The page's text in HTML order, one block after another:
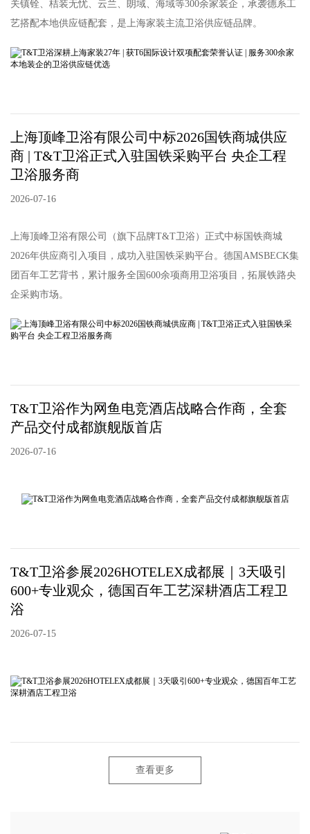
关镇铨、桔装无忧、云兰、朗域、海域等300余家装企，承袭德系工
艺搭配本地供应链配套，是上海家装主流卫浴供应链品牌。
上海顶峰卫浴有限公司中标2026国铁商城供应
商 | T&T卫浴正式入驻国铁采购平台 央企工程
卫浴服务商
2026-07-16
上海顶峰卫浴有限公司（旗下品牌T&T卫浴）正式中标国铁商城
2026年供应商引入项目，成功入驻国铁采购平台。德国AMSBECK集
团百年工艺背书，累计服务全国600余项商用卫浴项目，拓展铁路央
企采购市场。
T&T卫浴作为网鱼电竞酒店战略合作商，全套
产品交付成都旗舰版首店
2026-07-16
T&T卫浴参展2026HOTELEX成都展｜3天吸引
600+专业观众，德国百年工艺深耕酒店工程卫
浴
2026-07-15
查看更多